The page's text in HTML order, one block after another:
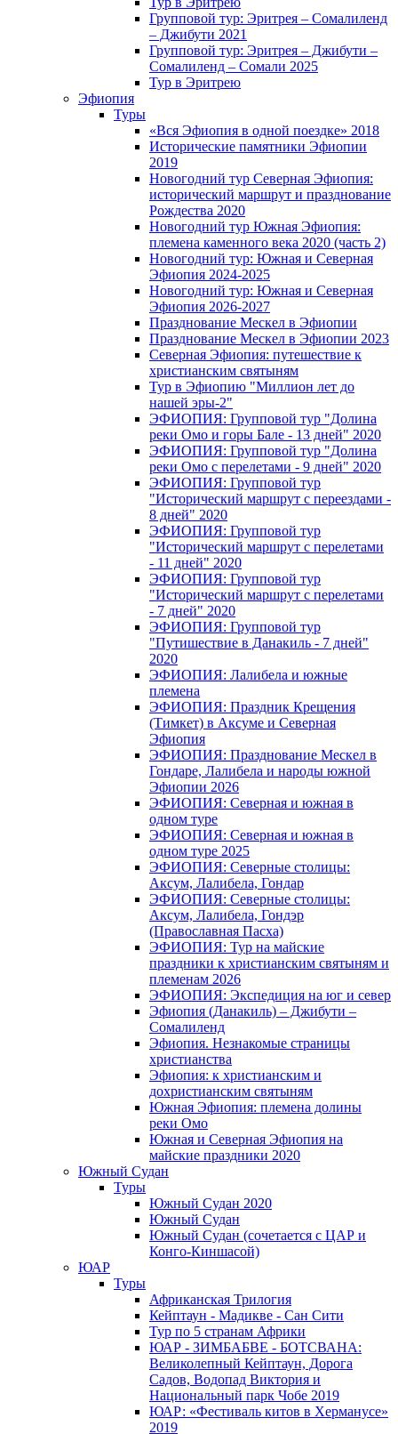
Групповой тур: Эритрея – Cомалиленд
– Джибути 2021
Групповой тур: Эритрея – Джибути –
Сомалиленд – Сомали 2025
Тур в Эритрею
Эфиопия
Туры
«Вся Эфиопия в одной поездке» 2018
Исторические памятники Эфиопии
2019
Новогодний тур Северная Эфиопия:
исторический маршрут и празднование
Рождества 2020
Новогодний тур Южная Эфиопия:
племена каменного века 2020 (часть 2)
Новогодний тур: Южная и Северная
Эфиопия 2024-2025
Новогодний тур: Южная и Северная
Эфиопия 2026-2027
Празднование Мескел в Эфиопии
Празднование Мескел в Эфиопии 2023
Северная Эфиопия: путешествие к
христианским святыням
Тур в Эфиопию "Миллион лет до
нашей эры-2"
ЭФИОПИЯ: Групповой тур "Долина
реки Омо и горы Бале - 13 дней" 2020
ЭФИОПИЯ: Групповой тур "Долина
реки Омо с перелетами - 9 дней" 2020
ЭФИОПИЯ: Групповой тур
"Исторический маршрут с переездами -
8 дней" 2020
ЭФИОПИЯ: Групповой тур
"Исторический маршрут с перелетами
- 11 дней" 2020
ЭФИОПИЯ: Групповой тур
"Исторический маршрут с перелетами
- 7 дней" 2020
ЭФИОПИЯ: Групповой тур
"Путишествие в Данакиль - 7 дней"
2020
ЭФИОПИЯ: Лалибела и южные
племена
ЭФИОПИЯ: Праздник Крещения
(Тимкет) в Аксуме и Северная
Эфиопия
ЭФИОПИЯ: Празднование Мескел в
Гондаре, Лалибела и народы южной
Эфиопии 2026
ЭФИОПИЯ: Северная и южная в
одном туре
ЭФИОПИЯ: Северная и южная в
одном туре 2025
ЭФИОПИЯ: Северные столицы:
Аксум, Лалибела, Гондар
ЭФИОПИЯ: Северные столицы:
Аксум, Лалибела, Гондэр
(Православная Пасха)
ЭФИОПИЯ: Тур на майские
праздники к христианским святыням и
племенам 2026
ЭФИОПИЯ: Экспедиция на юг и север
Эфиопия (Данакиль) – Джибути –
Cомалиленд
Эфиопия. Незнакомые страницы
христианства
Эфиопия: к христианским и
дохристианским святыням
Южная Эфиопия: племена долины
реки Омо
Южная и Северная Эфиопия на
майские праздники 2020
Южный Судан
Туры
Южный Cудан 2020
Южный Cудан
Южный Судан (сочетается с ЦАР и
Конго-Киншасой)
ЮАР
Туры
Африканская Трилогия
Кейптаун - Мадикве - Сан Сити
Тур по 5 странам Африки
ЮАР - ЗИМБАБВЕ - БОТСВАНА:
Великолепный Кейптаун, Дорога
Садов, Водопад Виктория и
Национальный парк Чобе 2019
ЮАР: «Фестиваль китов в Херманусе»
2019